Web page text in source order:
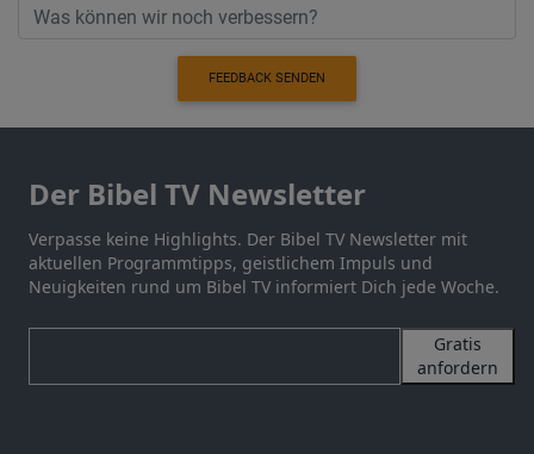
FEEDBACK SENDEN
Der Bibel TV Newsletter
Verpasse keine Highlights. Der Bibel TV Newsletter mit
aktuellen Programmtipps, geistlichem Impuls und
Neuigkeiten rund um Bibel TV informiert Dich jede Woche.
Gratis
anfordern